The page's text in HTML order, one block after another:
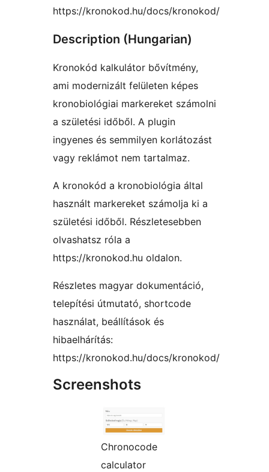
https://kronokod.hu/docs/kronokod/
Description (Hungarian)
Kronokód kalkulátor bővítmény,
ami modernizált felületen képes
kronobiológiai markereket számolni
a születési időből. A plugin
ingyenes és semmilyen korlátozást
vagy reklámot nem tartalmaz.
A kronokód a kronobiológia által
használt markereket számolja ki a
születési időből. Részletesebben
olvashatsz róla a
https://kronokod.hu oldalon.
Részletes magyar dokumentáció,
telepítési útmutató, shortcode
használat, beállítások és
hibaelhárítás:
https://kronokod.hu/docs/kronokod/
Screenshots
Chronocode
calculator